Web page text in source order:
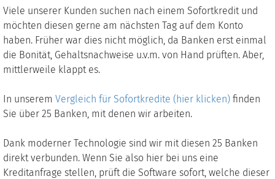
Viele unserer Kunden suchen nach einem Sofortkredit und
möchten diesen gerne am nächsten Tag auf dem Konto
haben. Früher war dies nicht möglich, da Banken erst einmal
die Bonität, Gehaltsnachweise u.v.m. von Hand prüften. Aber,
mittlerweile klappt es.
In unserem Vergleich für Sofortkredite (hier klicken) finden
Sie über 25 Banken, mit denen wir arbeiten.
Dank moderner Technologie sind wir mit diesen 25 Banken
direkt verbunden. Wenn Sie also hier bei uns eine
Kreditanfrage stellen, prüft die Software sofort, welche dieser